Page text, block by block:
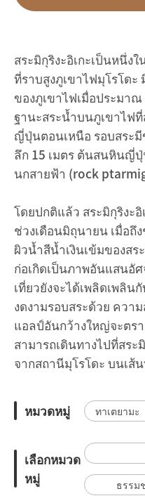
สระมิกุริงะอิเกะเป็นหนึ่
ที่ราบสูงภูเขาไฟมุโรโดะ
ของภูเขาไฟเมื่อประมา
ฐานะสระน้ำบนภูเขาไฟ
ญี่ปุ่นตอนเหนือ รอบสระ
ลึก 15 เมตร ต้นสนหินญี่
นกสายฟ้า (rock
โดยปกติแล้ว สระมิกุริงะ
ช่วงเดือนมิถุนายน เมื่อถึ
ผิวน้ำสีน้ำเงินเข้มของส
ก่อเกิดเป็นภาพอันแสนอั
เที่ยวยังจะได้เพลิดเพลิ
งดงามรอบสระด้วย ควา
แอลป์อันกว้างใหญ่จะต
สามารถเดินทางไปที่สระ
จากสถานีมุโรโดะ บนเส้
หมวดหมู่ ทาเตยามะ
เลือกหมวด
หมู่
ธรรม